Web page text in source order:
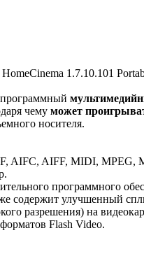
чему может
носителя.
AIFF, MIDI,
программного
содержит улучшенный
разрешения) на
Flash Video.